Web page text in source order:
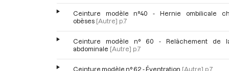
Ceinture modèle n°40 - Hernie ombilicale
obèses [Autre] p.7
Ceinture modèle n° 60 - Relâchement de
abdominale [Autre] p.7
Ceinture modèle n° 62 - Éventration [Autre] p.7